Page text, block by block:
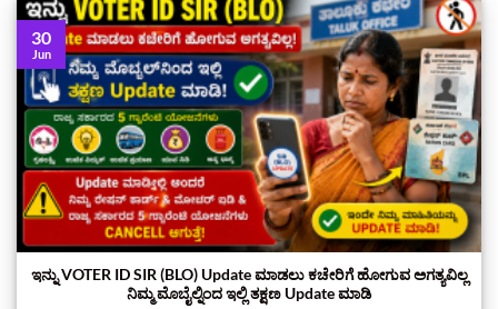
ಇನ್ನು VOTER ID SIR (BLO) Update ಮಾಡಲು ಕಚೇರಿಗೆ ಹೋಗುವ ಅಗತ್ಯವಿಲ್ಲ
ನಿಮ್ಮ ಮೊಬೈಲ್ನಿಂದ ಇಲ್ಲಿ ತಕ್ಷಣ Update ಮಾಡಿ
30
Jun